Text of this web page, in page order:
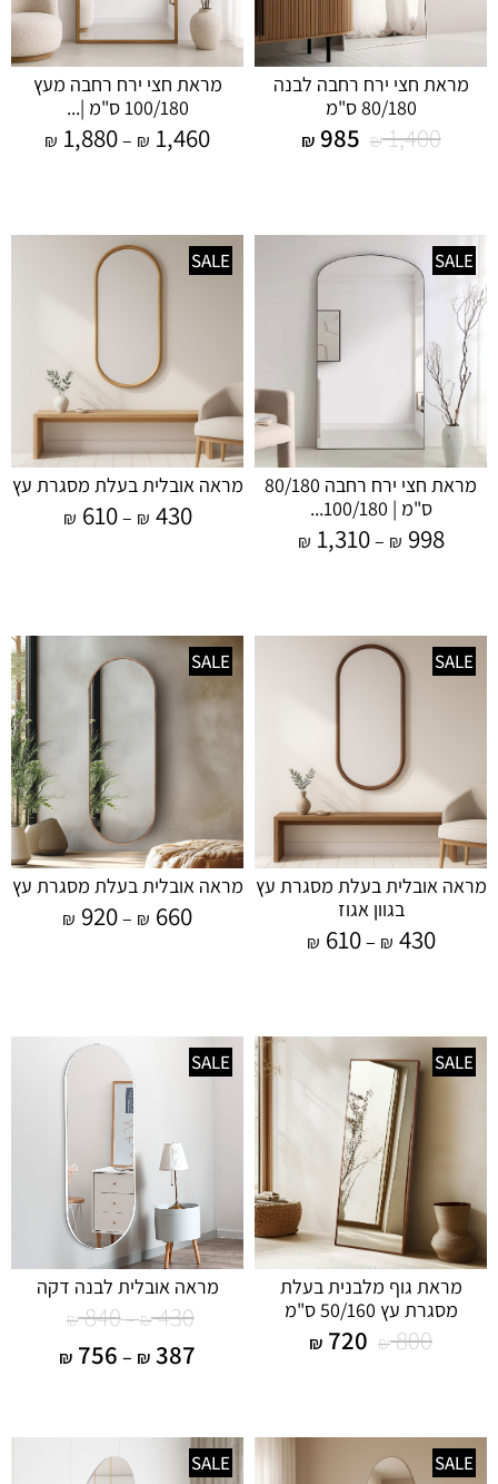
מראת חצי ירח רחבה לבנה
80/180 ס"מ
₪1,400
₪985
מראת חצי ירח רחבה מעץ
100/180 ס"מ |...
₪ 1,460
–
₪ 1,880
SALE
מראת חצי ירח רחבה 80/180
ס"מ | 100/180...
₪ 998
–
₪ 1,310
SALE
מראה אובלית בעלת מסגרת עץ
₪ 430
–
₪ 610
SALE
מראה אובלית בעלת מסגרת עץ
בגוון אגוז
₪ 430
–
₪ 610
SALE
מראה אובלית בעלת מסגרת עץ
₪ 660
–
₪ 920
SALE
מראת גוף מלבנית בעלת
מסגרת עץ 50/160 ס"מ
₪800
₪ 720
SALE
מראה אובלית לבנה דקה
₪430
–
₪840
₪ 387
–
₪ 756
SALE
SALE